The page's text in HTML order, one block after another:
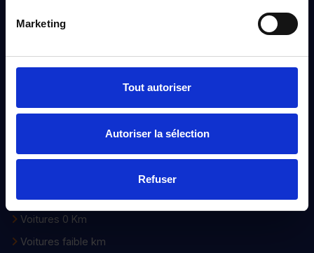
Marketing
Tout autoriser
Autoriser la sélection
Refuser
À propos
Nos engagements
Devenir distributeur
Nouveautés
Voitures 0 Km
Voitures faible km